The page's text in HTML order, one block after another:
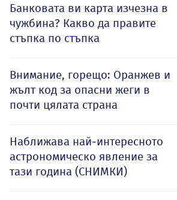
Банковата ви карта изчезна в
чужбина? Какво да правите
стъпка по стъпка
Внимание, горещо: Оранжев и
жълт код за опасни жеги в
почти цялата страна
Наближава най-интересното
астрономическо явление за
тази година (СНИМКИ)